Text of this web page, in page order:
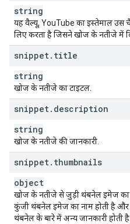
string
यह वैल्यू, YouTube का इस्तेमाल
लिए करता है जिसने खोज के नतीजे में
snippet. title
string
खोज के नतीजे का टाइटल.
snippet. description
string
खोज के नतीजे की जानकारी.
snippet. thumbnails
object
खोज के नतीजे से जुड़ी थंबनेल इमेज
कुंजी थंबनेल इमेज का नाम होती है
थंबनेल के बारे में अन्य जानकारी होती है.